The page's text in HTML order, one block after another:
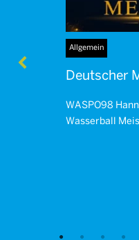
Allgemein
Deutscher
WASPO98
Wasserball